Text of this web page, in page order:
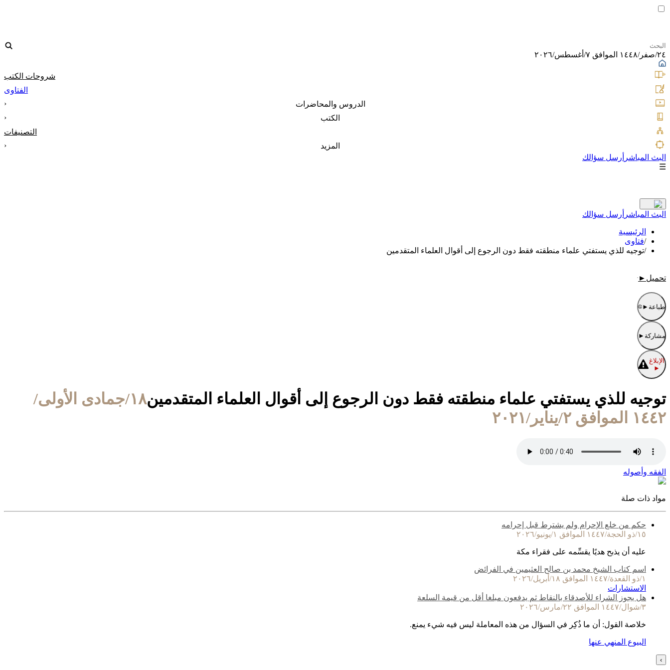
٢٤/صفر/١٤٤٨ الموافق ٧/أغسطس/٢٠٢٦
شروحات الكتب
الفتاوى
الدروس والمحاضرات
‹
الكتب
‹
التصنيفات
المزيد
‹
البث المباشر أرسل سؤالك
☰
البث المباشر أرسل سؤالك
الرئيسية
/فتاوى
/توجيه للذي يستفتي علماء منطقته فقط دون الرجوع إلى أقوال العلماء المتقدمين
تحميل ►
طباعة ►
مشاركة ►
الإبلاغ
►
توجيه للذي يستفتي علماء منطقته فقط دون الرجوع إلى أقوال العلماء المتقدمين
١٨/جمادى الأولى/
١٤٤٢ الموافق ٢/يناير/٢٠٢١
الفقه وأصوله
مواد ذات صلة
حكم من خلع الإحرام ولم يشترط قبل إحرامه
١٥/ذو الحجة/١٤٤٧ الموافق ١/يونيو/٢٠٢٦
عليه أن يذبح هديًا يقسِّمه على فقراء مكة
اسم كتاب الشيخ محمد بن صالح العثيمين في الفرائض
١/ذو القعدة/١٤٤٧ الموافق ١٨/أبريل/٢٠٢٦
الاستشارات
هل يجوز الشراء للأصدقاء بالنقاط ثم يدفعون مبلغا أقل من قيمة السلعة
٣/شوال/١٤٤٧ الموافق ٢٢/مارس/٢٠٢٦
خلاصة القول: أن ما ذُكِر في السؤال من هذه المعاملة ليس فيه شيء يمنع.
البيوع المنهي عنها
›